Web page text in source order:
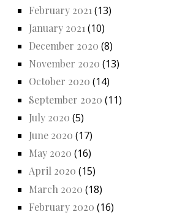
February 2021 (13)
January 2021 (10)
December 2020 (8)
November 2020 (13)
October 2020 (14)
September 2020 (11)
July 2020 (5)
June 2020 (17)
May 2020 (16)
April 2020 (15)
March 2020 (18)
February 2020 (16)